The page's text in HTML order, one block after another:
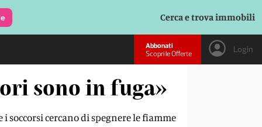
Cerca e trova immobili
Abbonati
Scopri le Offerte
Login
sono in fuga»
soccorsi cercano di spegnere le fiamme